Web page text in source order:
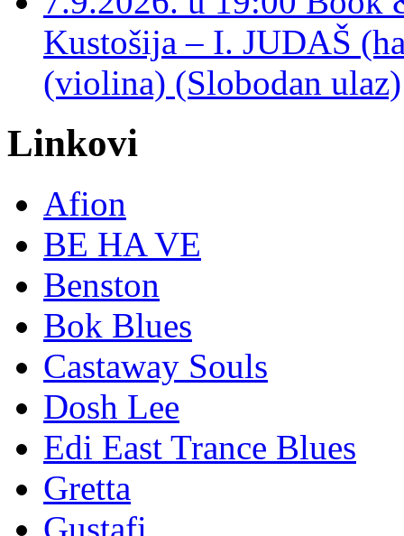
Kustošija – I. JUDAŠ
(violina) (Slobodan ulaz)
Linkovi
Afion
BE HA VE
Benston
Bok Blues
Castaway Souls
Dosh Lee
Edi East Trance Blues
Gretta